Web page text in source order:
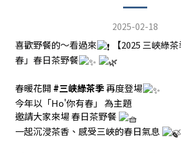
2025-02-18
喜歡野餐的～看過來
【2025 三峽綠
春」春日茶野餐
春暖花開 #三峽綠茶季再度登場
今年以「Ho'你有春」 為主題
邀請大家來場 春日茶野餐
一起沉浸茶香、感受三峽的春日氣息